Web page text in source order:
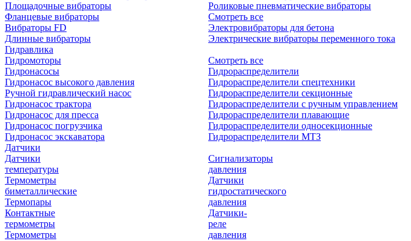
Площадочные вибраторы
Фланцевые вибраторы
Вибраторы FD
Длинные вибраторы
Роликовые пневматические вибраторы
Смотреть все
Электровибраторы для бетона
Электрические вибраторы переменного тока
Гидравлика
Гидромоторы
Гидронасосы
Гидронасос высокого давления
Ручной гидравлический насос
Гидронасос трактора
Гидронасос для пресса
Гидронасос погрузчика
Гидронасос экскаватора
Смотреть все
Гидрораспределители
Гидрораспределители спецтехники
Гидрораспределители секционные
Гидрораспределители с ручным управлением
Гидрораспределители плавающие
Гидрораспределители односекционные
Гидрораспределители МТЗ
Датчики
Датчики
температуры
Термометры
биметаллические
Термопары
Контактные
термометры
Термометры
Сигнализаторы
давления
Датчики
гидростатического
давления
Датчики-
реле
давления